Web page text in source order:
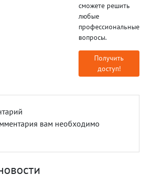
сможете решить
любые
профессиональные
вопросы.
Получить
доступ!
вам необходимо